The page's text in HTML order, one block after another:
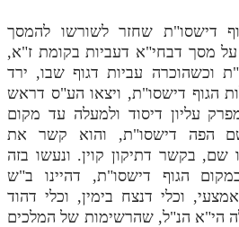
דישסו"ת שחזר לשורשו להמסך
מסך דבחי"א דעביות בקומת ז"א,
וכשהוכרה עביות דגוף שבו, ירד
הגוף דישסו"ת, ויצאו הע"ס דראש
עליון דיסוד ולמעלה עד מקום
הפה דישסו"ת, והוא קשר את
שם, בקשר דתיקון קוין. ונעשו בזה
הגוף דישסו"ת, דהיינו ב"ש
וכלי דנצח בימין, וכלי דהוד
הי"א הנ"ל, שהרשימות של המלכים